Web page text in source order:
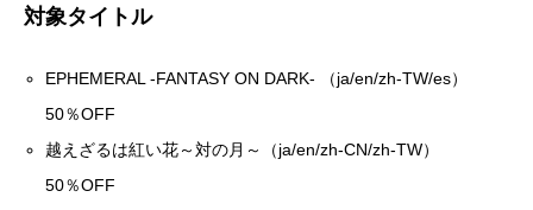
対象タイトル
EPHEMERAL -FANTASY ON DARK- （ja/en/zh-TW/es）
50％OFF
越えざるは紅い花～対の月～（ja/en/zh-CN/zh-TW）
50％OFF